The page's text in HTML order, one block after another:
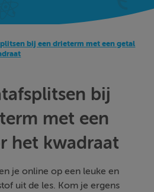
bij een drieterm met een getal
bij
met een
het kwadraat
je online op een leuke en
uit de les. Kom je ergens